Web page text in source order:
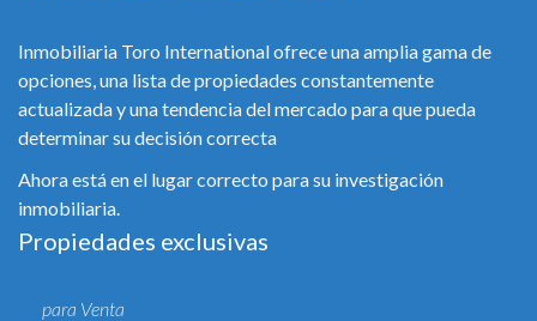
Inmobiliaria Toro International ofrece una amplia gama de
opciones, una lista de propiedades constantemente
actualizada y una tendencia del mercado para que pueda
determinar su decisión correcta
Ahora está en el lugar correcto para su investigación
inmobiliaria.
Propiedades exclusivas
para Venta